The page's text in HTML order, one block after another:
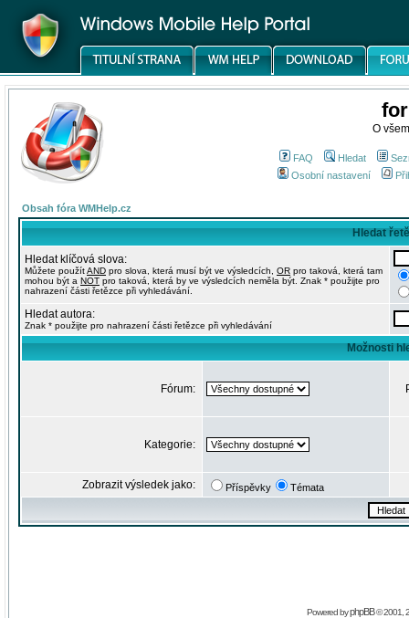
O
FAQ Hledat
Osobní nastavení
Obsah fóra WMHelp.cz
Hledat
Hledat klíčová slova:
Můžete použítAND pro slova, která musí být ve výsledcích, OR pro taková, která tam
mohou být a NOT pro taková, která by ve výsledcích neměla být. Znak * použijte pro
nahrazení části řetězce při vyhledávání.
Hledat autora:
Znak * použijte pro nahrazení části řetězce při vyhledávání
Možnosti
Fórum:
Kategorie:
Zobrazit výsledek jako: Příspěvky Témata
Powered byphpBB© 2001,